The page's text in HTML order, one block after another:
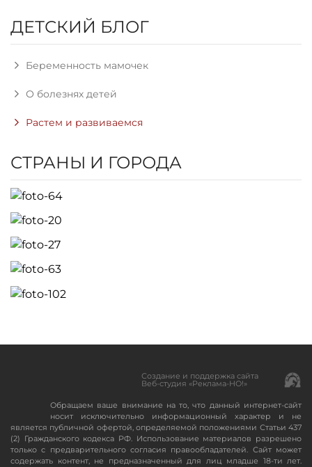
ДЕТСКИЙ БЛОГ
Беременность мамочек
О болезнях детей
Растем и развиваемся
СТРАНЫ И ГОРОДА
Создание и поддержка сайта
Веб-студия «Реклама-НО!»
Обращаем ваше внимание на то, что данный интернет-сайт
носит исключительно информационный характер и не
является публичной офертой, определяемой положениями Статьи 437
(2) Гражданского кодекса РФ. Использование материалов разрешено
только с предварительного согласия правообладателей. Сайт может
содержать контент, не предназначенный для лиц младше 18-ти лет.